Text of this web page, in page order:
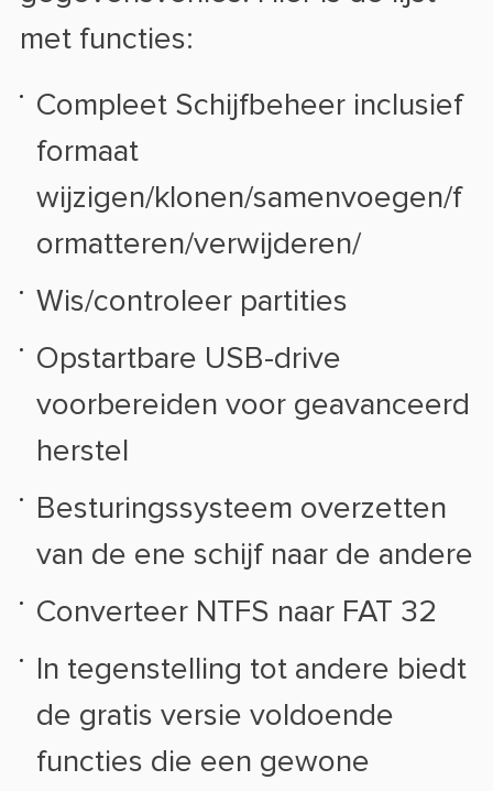
met functies:
Compleet Schijfbeheer inclusief
formaat
wijzigen/klonen/samenvoegen/f
ormatteren/verwijderen/
Wis/controleer partities
Opstartbare USB-drive
voorbereiden voor geavanceerd
herstel
Besturingssysteem overzetten
van de ene schijf naar de andere
Converteer NTFS naar FAT 32
In tegenstelling tot andere biedt
de gratis versie voldoende
functies die een gewone